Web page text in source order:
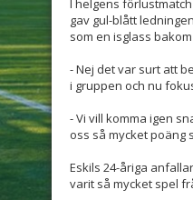
I helgens
gav gul-blått
som en isglass
- Nej det var surt att
i gruppen och nu
- Vi vill komma igen
oss så mycket poäng
Eskils 24-åriga
varit så mycket spel